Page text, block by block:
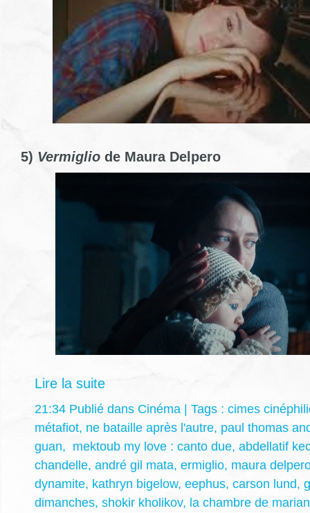
5) Vermiglio de Maura Delpero
Lire la suite
21:34 Publié dans Cinéma | Tags : cimes
métafiot, ne bataille après l'autre, paul thomas
guan, mektoub my love : canto due, abdellatif
chandelle, andré gil mata, ermiglio, maura
dynamite, kathryn bigelow, eephus, carson lund,
dimanches, shokir kholikov, la chambre de